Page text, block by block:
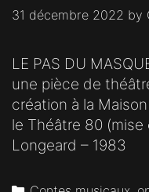
31 décembre 2022 by
LE PAS DU
une pièce de
création à la
le Théâtre 80
Longeard – 1983